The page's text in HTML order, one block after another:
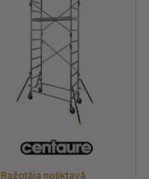
Ražotāja noliktavā